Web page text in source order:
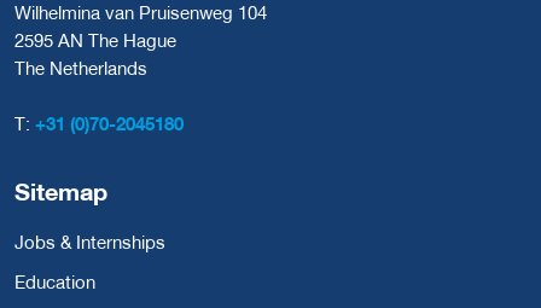
Wilhelmina van Pruisenweg 104
2595 AN The Hague
The Netherlands
T: +31 (0)70-2045180
Sitemap
Jobs & Internships
Education